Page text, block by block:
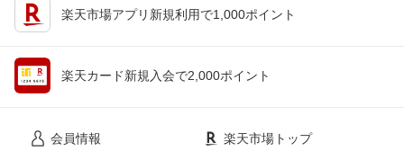
楽天市場アプリ新規利用で1,000ポイント
楽天カード新規入会で2,000ポイント
会員情報 楽天市場トップ